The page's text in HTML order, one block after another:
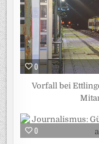
0
Vorfall bei
0